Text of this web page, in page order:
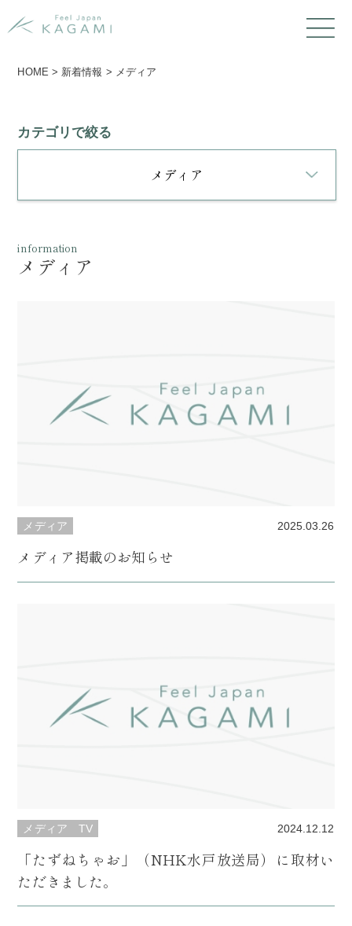
HOME > 新着情報 > メディア
カテゴリで絞る
メディア
information
メディア
メディア 2025.03.26
メディア掲載のお知らせ
メディア TV 2024.12.12
「たずねちゃお」（NHK水戸放送局）に取材い
ただきました。